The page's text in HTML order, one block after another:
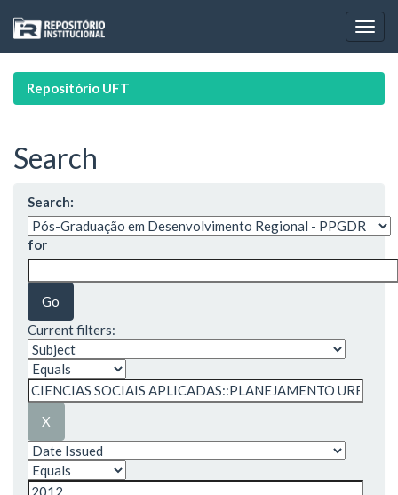
navigation
Repositório UFT
Search
Search:
for
Current filters: